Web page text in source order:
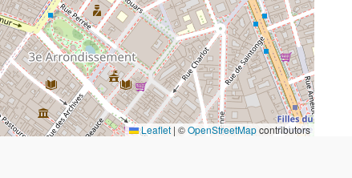
Leaflet | ©OpenStreetMapcontributors